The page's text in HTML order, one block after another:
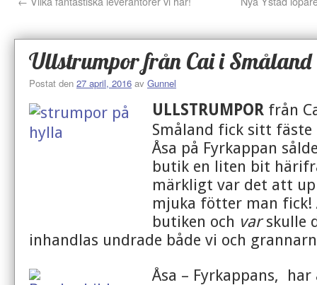
Ullstrumpor från Cai i
Postat den 27 april, 2016 av Gunnel
ULLSTRUMPOR från
Småland fick sitt fäste
Åsa på Fyrkappan
butik en liten bit
märkligt var det att
mjuka fötter man fick!
butiken och varskulle
inhandlas undrade både vi och
Åsa – Fyrkappans,